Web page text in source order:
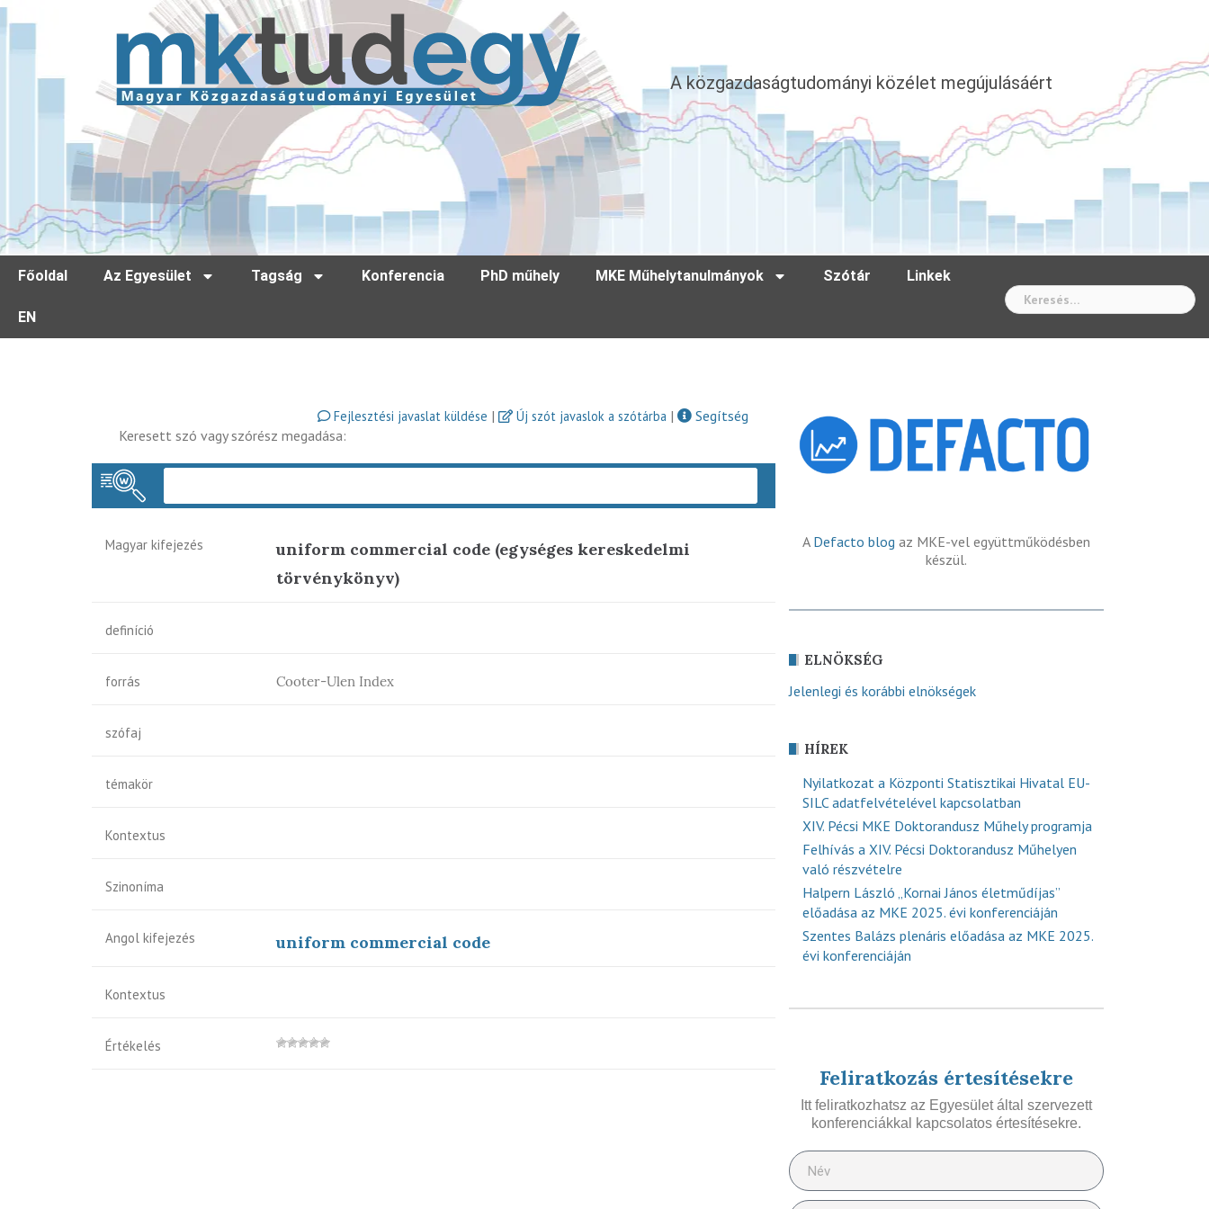
A közgazdaságtudományi közélet megújulásáért
Főoldal Az Egyesület Tagság Konferencia PhD műhely MKE Műhelytanulmányok Szótár Linkek
EN
Fejlesztési javaslat küldése | Új szót javaslok a szótárba |
Segítség
Keresett szó vagy szórész megadása:
Magyar kifejezés
uniform commercial code (egységes kereskedelmi
törvénykönyv)
definíció
forrás Cooter-Ulen Index
szófaj
témakör
Kontextus
Szinoníma
Angol kifejezés uniform commercial code
Kontextus
Értékelés
A Defacto blog az MKE-vel együttműködésben
készül.
ELNÖKSÉG
Jelenlegi és korábbi elnökségek
HÍREK
Nyilatkozat a Központi Statisztikai Hivatal EU-
SILC adatfelvételével kapcsolatban
XIV. Pécsi MKE Doktorandusz Műhely programja
Felhívás a XIV. Pécsi Doktorandusz Műhelyen
való részvételre
Halpern László „Kornai János életműdíjas”
előadása az MKE 2025. évi konferenciáján
Szentes Balázs plenáris előadása az MKE 2025.
évi konferenciáján
Feliratkozás értesítésekre
Itt feliratkozhatsz az Egyesület által szervezett
konferenciákkal kapcsolatos értesítésekre.